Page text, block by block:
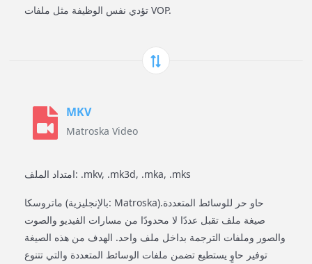
تؤدي نفس الوظيفة مثل ملفات VOP.
MKV
Matroska Video
امتداد الملف: .mkv, .mk3d, .mka, .mks
ماتروسكا (بالإنجليزية: Matroska)‏ حاو حر للوسائط المتعددة.
صيغة ملف تقبل عددًا لا محدودًا من مسارات الفيديو والصوت
والصور وملفات الترجمة بداخل ملف واحد. الهدف من هذه الصيغة
توفير حاوٍ يستطيع تضمن ملفات الوسائط المتعددة والتي تتنوع